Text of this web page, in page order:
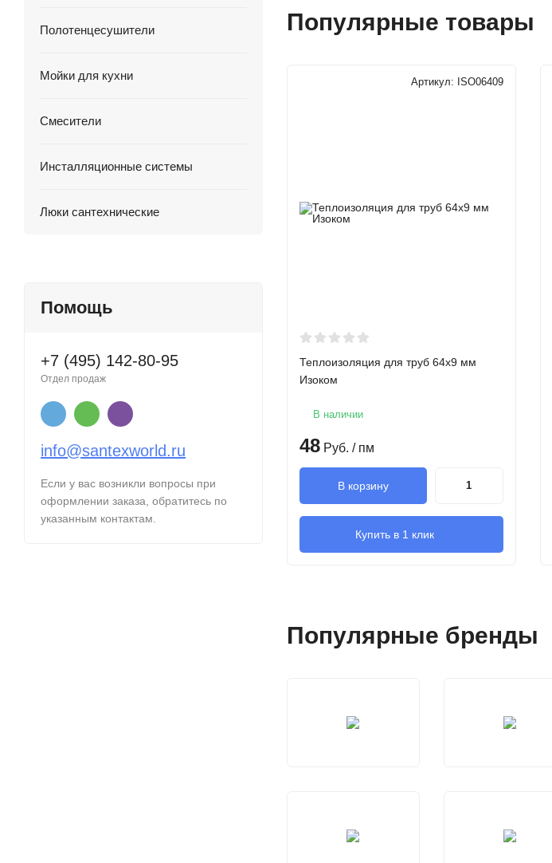
Полотенцесушители
Мойки для кухни
Смесители
Инсталляционные системы
Люки сантехнические
Помощь
+7 (495) 142-80-95
Отдел продаж
info@santexworld.ru
Если у вас возникли вопросы при
оформлении заказа, обратитесь по
указанным контактам.
Популярные товары
Артикул: ISO06409
Теплоизоляция для труб 64х9 мм
Изоком
В наличии
48 Руб. / пм
В корзину
Купить в 1 клик
Популярные бренды